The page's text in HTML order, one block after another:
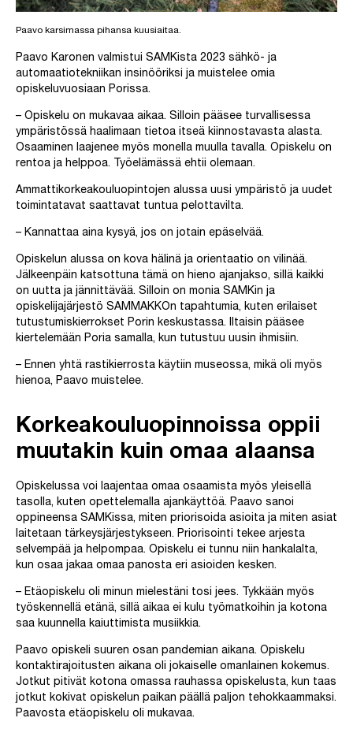
Paavo karsimassa pihansa kuusiaitaa.
Paavo Karonen valmistui SAMKista 2023 sähkö- ja
automaatiotekniikan insinööriksi ja muistelee omia
opiskeluvuosiaan Porissa.
– Opiskelu on mukavaa aikaa. Silloin pääsee turvallisessa
ympäristössä haalimaan tietoa itseä kiinnostavasta alasta.
Osaaminen laajenee myös monella muulla tavalla. Opiskelu on
rentoa ja helppoa. Työelämässä ehtii olemaan.
Ammattikorkeakouluopintojen alussa uusi ympäristö ja uudet
toimintatavat saattavat tuntua pelottavilta.
– Kannattaa aina kysyä, jos on jotain epäselvää.
Opiskelun alussa on kova hälinä ja orientaatio on vilinää.
Jälkeenpäin katsottuna tämä on hieno ajanjakso, sillä kaikki
on uutta ja jännittävää. Silloin on monia SAMKin ja
opiskelijajärjestö SAMMAKKOn tapahtumia, kuten erilaiset
tutustumiskierrokset Porin keskustassa. Iltaisin pääsee
kiertelemään Poria samalla, kun tutustuu uusin ihmisiin.
– Ennen yhtä rastikierrosta käytiin museossa, mikä oli myös
hienoa, Paavo muistelee.
Korkeakouluopinnoissa oppii
muutakin kuin omaa alaansa
Opiskelussa voi laajentaa omaa osaamista myös yleisellä
tasolla, kuten opettelemalla ajankäyttöä. Paavo sanoi
oppineensa SAMKissa, miten priorisoida asioita ja miten asiat
laitetaan tärkeysjärjestykseen. Priorisointi tekee arjesta
selvempää ja helpompaa. Opiskelu ei tunnu niin hankalalta,
kun osaa jakaa omaa panosta eri asioiden kesken.
– Etäopiskelu oli minun mielestäni tosi jees. Tykkään myös
työskennellä etänä, sillä aikaa ei kulu työmatkoihin ja kotona
saa kuunnella kaiuttimista musiikkia.
Paavo opiskeli suuren osan pandemian aikana. Opiskelu
kontaktirajoitusten aikana oli jokaiselle omanlainen kokemus.
Jotkut pitivät kotona omassa rauhassa opiskelusta, kun taas
jotkut kokivat opiskelun paikan päällä paljon tehokkaammaksi.
Paavosta etäopiskelu oli mukavaa.